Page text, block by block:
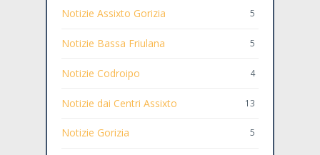
Notizie Assixto Gorizia 5
Notizie Bassa Friulana 5
Notizie Codroipo 4
Notizie dai Centri Assixto 13
Notizie Gorizia 5